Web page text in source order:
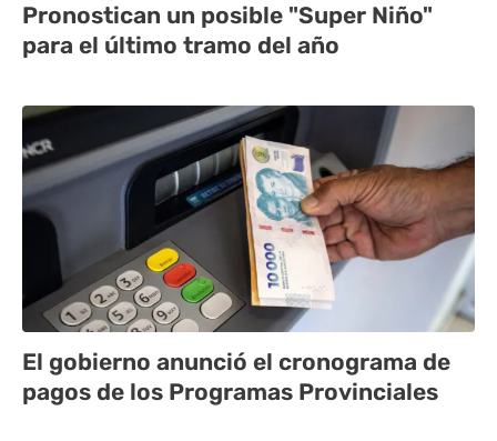
Pronostican un posible "Super Niño"
para el último tramo del año
El gobierno anunció el cronograma de
pagos de los Programas Provinciales